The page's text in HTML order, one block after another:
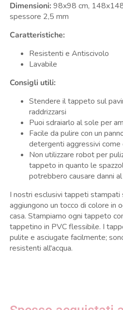
Dimensioni: 98x98 cm,
spessore 2,5 mm
Caratteristiche:
Resistenti e Antiscivolo
Lavabile
Consigli utili:
Stendere il tappeto sul
raddrizzarsi
Puoi sdraiarlo al sole per
Facile da pulire con un
detergenti aggressivi come
Non utilizzare robot per
tappeto in quanto le
potrebbero causare danni
I nostri esclusivi tappeti stampati
aggiungono un tocco di colore in
casa. Stampiamo ogni tappeto
tappetino in PVC flessibile. I
pulite e asciugate facilmente;
resistenti all'acqua.